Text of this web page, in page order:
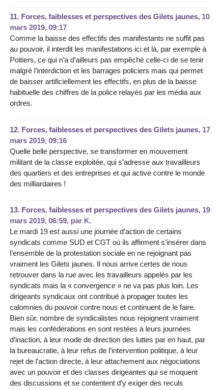
11. Forces, faiblesses et perspectives des Gilets jaunes, 10
mars 2019, 09:17
Comme la baisse des effectifs des manifestants ne suffit pas
au pouvoir, il interdit les manifestations ici et là, par exemple à
Poitiers, ce qui n’a d’ailleurs pas empêché celle-ci de se tenir
malgré l’interdiction et les barrages policiers mais qui permet
de baisser artificiellement les effectifs, en plus de la baisse
habituelle des chiffres de la police relayés par les média aux
ordres.
12. Forces, faiblesses et perspectives des Gilets jaunes, 17
mars 2019, 09:16
Quelle belle perspective, se transformer en mouvement
militant de la classe exploitée, qui s’adresse aux travailleurs
des quartiers et des entreprises et qui active contre le monde
des milliardaires !
13. Forces, faiblesses et perspectives des Gilets jaunes, 19
mars 2019, 06:59, par K.
Le mardi 19 est aussi une journée d’action de certains
syndicats comme SUD et CGT où ils affirment s’insérer dans
l’ensemble de la protestation sociale en ne rejoignant pas
vraiment les Gilets jaunes. Il nous arrive certes de nous
retrouver dans la rue avec les travailleurs appelés par les
syndicats mais la « convergence » ne va pas plus loin. Les
dirigeants syndicaux ont contribué à propager toutes les
calomnies du pouvoir contre nous et continuent de le faire.
Bien sûr, nombre de syndicalistes nous rejoignent vraiment
mais les confédérations en sont restées à leurs journées
d’inaction, à leur mode de direction des luttes par en haut, par
la bureaucratie, à leur refus de l’intervention politique, à leur
rejet de l’action directe, à leur attachement aux négociations
avec un pouvoir et des classes dirigeantes qui se moquent
des discussions et se contentent d’y exiger des reculs